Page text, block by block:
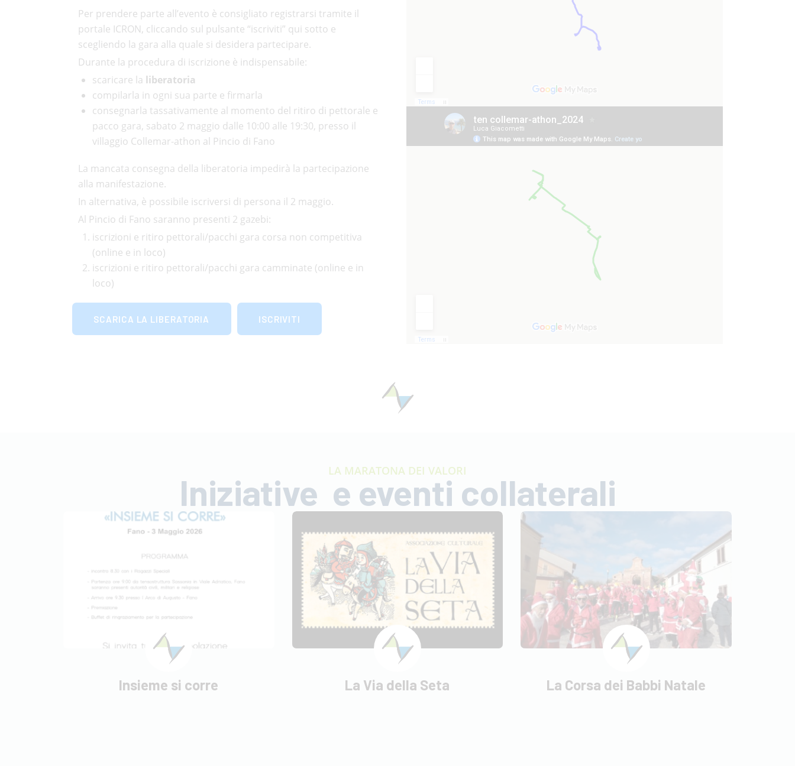
Per prendere parte all’evento è consigliato registrarsi tramite il
portale ICRON, cliccando sul pulsante “iscriviti” qui sotto e
scegliendo la gara alla quale si desidera partecipare.
Durante la procedura di iscrizione è indispensabile:
scaricare la liberatoria
compilarla in ogni sua parte e firmarla
consegnarla tassativamente al momento del ritiro di pettorale e
pacco gara, sabato 2 maggio dalle 10:00 alle 19:30, presso il
villaggio Collemar-athon al Pincio di Fano
La mancata consegna della liberatoria impedirà la partecipazione
alla manifestazione.
In alternativa, è possibile iscriversi di persona il 2 maggio.
Al Pincio di Fano saranno presenti 2 gazebi:
iscrizioni e ritiro pettorali/pacchi gara corsa non competitiva
(online e in loco)
iscrizioni e ritiro pettorali/pacchi gara camminate (online e in
loco)
SCARICA LA LIBERATORIA ISCRIVITI
LA MARATONA DEI VALORI
Iniziative e eventi collaterali
Insieme si corre La Via della Seta La Corsa dei Babbi Natale